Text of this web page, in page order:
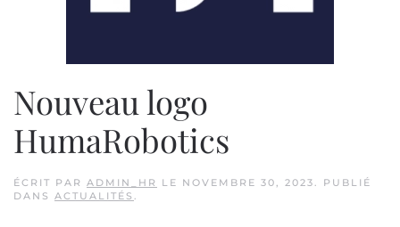
Nouveau logo
HumaRobotics
ÉCRIT PAR ADMIN_HR LE NOVEMBRE 30, 2023. PUBLIÉ
DANS ACTUALITÉS .